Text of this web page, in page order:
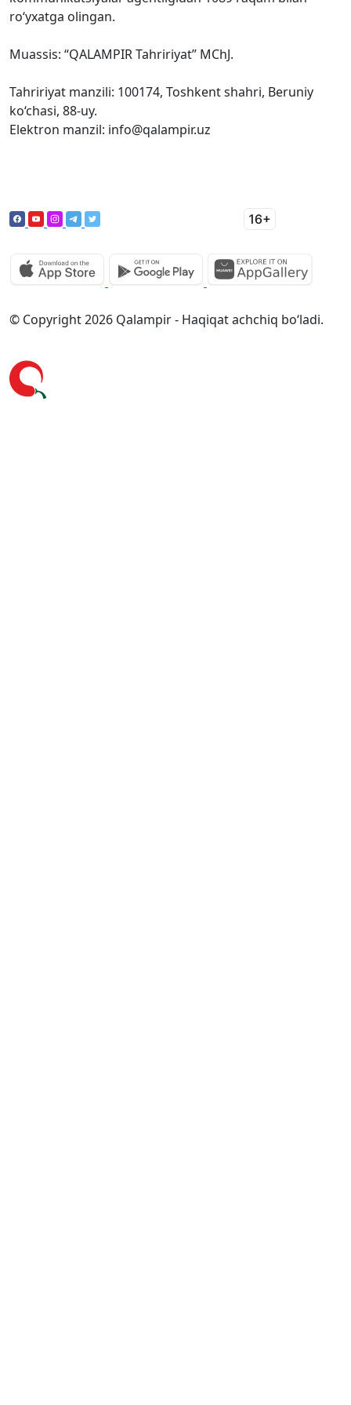
ro‘yxatga olingan.
Muassis: “QALAMPIR Tahririyat” MChJ.
Tahririyat manzili: 100174, Toshkent shahri, Beruniy
ko‘chasi, 88-uy.
Elektron manzil: info@qalampir.uz
© Copyright 2026 Qalampir - Haqiqat achchiq bo‘ladi.